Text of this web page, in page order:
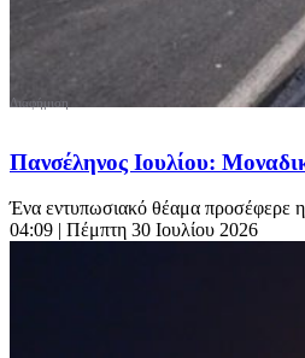
Πανσέληνος Ιουλίου:
Ένα εντυπωσιακό θέαμα προσέφερε η
04:09 | Πέμπτη 30 Ιουλίου 2026